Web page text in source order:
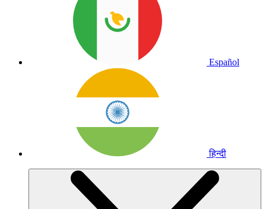
Español
हिन्दी